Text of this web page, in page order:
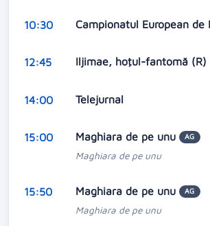
10:30 Campionatul European de
12:45 Iljimae, hoţul-fantomă (R)
14:00 Telejurnal
15:00 Maghiara de pe unu AG
Maghiara de pe unu
15:50 Maghiara de pe unu AG
Maghiara de pe unu